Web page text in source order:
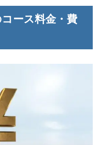
ース料金・費